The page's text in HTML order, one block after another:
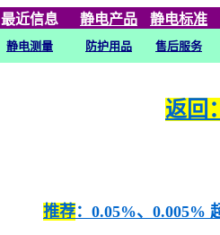
最近信息 静电产品 静电标准
静电测量 防护用品
售后服务
返回
推荐：0.05%、0.005%